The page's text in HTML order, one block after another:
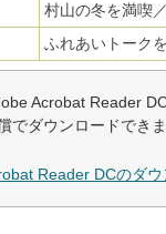
村山の冬を満喫
ふれあいトーク
Acrobat Reader
でダウンロードできま
Reader DCのダ